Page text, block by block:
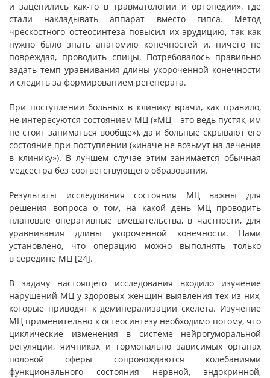
и зацепились как-то в травматологии и ортопедии», где
стали накладывать аппарат вместо гипса. Метод
чрескостного остеосинтеза повысил их эрудицию, так как
нужно было знать анатомию конечностей и, ничего не
повреждая, проводить спицы. Потребовалось правильно
задать темп уравнивания длины укороченной конечности
и следить за формированием регенерата.
При поступлении больных в клинику врачи, как правило,
не интересуются состоянием МЦ («МЦ – это ведь пустяк, им
не стоит заниматься вообще»), да и больные скрывают его
состояние при поступлении («иначе не возьмут на лечение
в клинику»). В лучшем случае этим занимается обычная
медсестра без соответствующего образования.
Результаты исследования состояния МЦ важны для
решения вопроса о том, на какой день МЦ проводить
плановые оперативные вмешательства, в частности, для
уравнивания длины укороченной конечности. Нами
установлено, что операцию можно выполнять только
в середине МЦ [24].
В задачу настоящего исследования входило изучение
нарушений МЦ у здоровых женщин выявления тех из них,
которые приводят к деминерализации скелета. Изучение
МЦ применительно к остеосинтезу необходимо потому, что
циклические изменения в системе нейрогуморальной
регуляции, яичниках и гормонально зависимых органах
половой сферы сопровождаются колебаниями
функционального состояния нервной, эндокринной,